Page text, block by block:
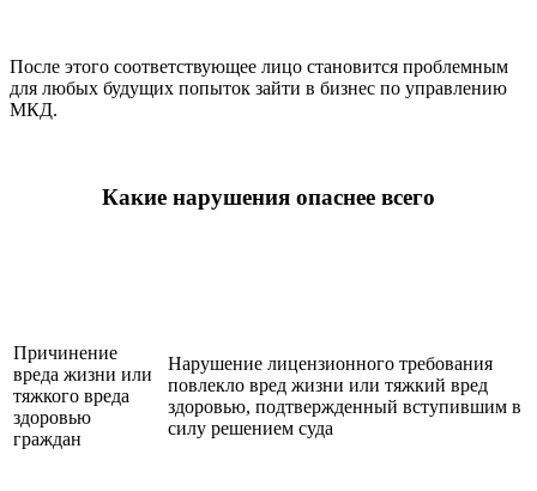
После этого соответствующее лицо становится проблемным
для любых будущих попыток зайти в бизнес по управлению
МКД.
Какие нарушения опаснее всего
Причинение
вреда жизни или
тяжкого вреда
здоровью
граждан
Нарушение лицензионного требования
повлекло вред жизни или тяжкий вред
здоровью, подтвержденный вступившим в
силу решением суда